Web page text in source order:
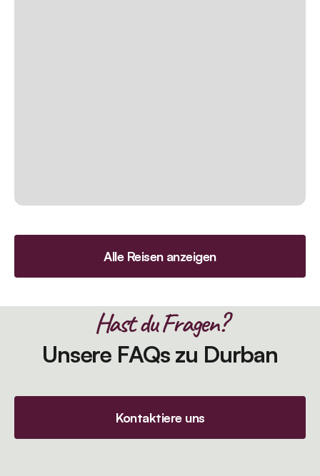
Alle Reisen anzeigen
Hast du Fragen?
Unsere FAQs zu Durban
Kontaktiere uns